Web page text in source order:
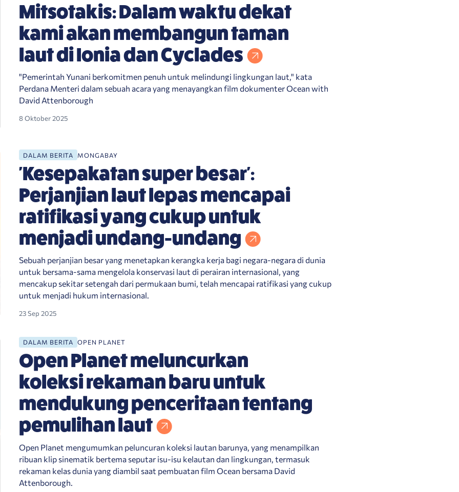
Mitsotakis: Dalam waktu dekat
kami akan membangun taman
laut di Ionia dan Cyclades
"Pemerintah Yunani berkomitmen penuh untuk melindungi lingkungan laut," kata
Perdana Menteri dalam sebuah acara yang menayangkan film dokumenter Ocean with
David Attenborough
8 Oktober 2025
yang cukup untuk menjadi undang-undang
DALAM BERITA MONGABAY
'Kesepakatan super besar':
Perjanjian laut lepas mencapai
ratifikasi yang cukup untuk
menjadi undang-undang
Sebuah perjanjian besar yang menetapkan kerangka kerja bagi negara-negara di dunia
untuk bersama-sama mengelola konservasi laut di perairan internasional, yang
mencakup sekitar setengah dari permukaan bumi, telah mencapai ratifikasi yang cukup
untuk menjadi hukum internasional.
23 Sep 2025
penceritaan tentang pemulihan laut
DALAM BERITA OPEN PLANET
Open Planet meluncurkan
koleksi rekaman baru untuk
mendukung penceritaan tentang
pemulihan laut
Open Planet mengumumkan peluncuran koleksi lautan barunya, yang menampilkan
ribuan klip sinematik bertema seputar isu-isu kelautan dan lingkungan, termasuk
rekaman kelas dunia yang diambil saat pembuatan film Ocean bersama David
Attenborough.